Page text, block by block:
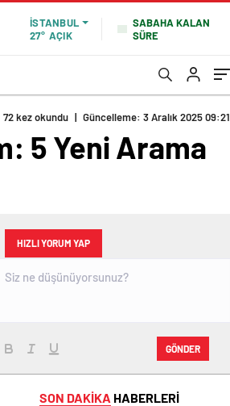
İSTANBUL
27° AÇIK
SABAHA KALAN
SÜRE
72 kez okundu | Güncelleme: 3 Aralık 2025 09:21
5 Yeni Arama
HIZLI YORUM YAP
GÖNDER
SON DAKİKA HABERLERİ